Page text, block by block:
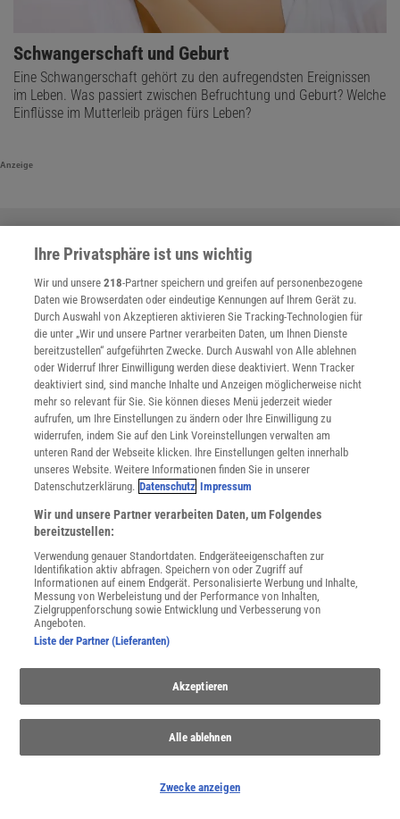
Schwangerschaft und Geburt
Eine Schwangerschaft gehört zu den aufregendsten Ereignissen
im Leben. Was passiert zwischen Befruchtung und Geburt? Welche
Einflüsse im Mutterleib prägen fürs Leben?
Anzeige
SPONSORED
PARTNERINHALTE
Anzeige
Ihre Privatsphäre ist uns wichtig
Wir und unsere218-Partner speichern und greifen auf personenbezogene
Daten wie Browserdaten oder eindeutige Kennungen auf Ihrem Gerät zu.
Durch Auswahl von Akzeptieren aktivieren Sie Tracking-Technologien für
die unter „Wir und unsere Partner verarbeiten Daten, um Ihnen Dienste
bereitzustellen“ aufgeführten Zwecke. Durch Auswahl von Alle ablehnen
oder Widerruf Ihrer Einwilligung werden diese deaktiviert. Wenn Tracker
deaktiviert sind, sind manche Inhalte und Anzeigen möglicherweise nicht
mehr so relevant für Sie. Sie können dieses Menü jederzeit wieder
aufrufen, um Ihre Einstellungen zu ändern oder Ihre Einwilligung zu
widerrufen, indem Sie auf den Link Voreinstellungen verwalten am
unteren Rand der Webseite klicken. Ihre Einstellungen gelten innerhalb
unseres Website. Weitere Informationen finden Sie in unserer
Datenschutzerklärung. Datenschutz Impressum
Wir und unsere Partner verarbeiten Daten, um Folgendes
bereitzustellen:
Verwendung genauer Standortdaten. Endgeräteeigenschaften zur
Identifikation aktiv abfragen. Speichern von oder Zugriff auf
Informationen auf einem Endgerät. Personalisierte Werbung und Inhalte,
Messung von Werbeleistung und der Performance von Inhalten,
Zielgruppenforschung sowie Entwicklung und Verbesserung von
Angeboten.
Liste der Partner (Lieferanten)
Akzeptieren
Alle ablehnen
Zwecke anzeigen